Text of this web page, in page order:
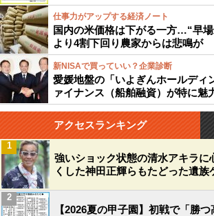
仕事力がアップする経済ノート
国内の米価格は下がる一方…“早
より4割下回り農家からは悲鳴が
新NISAで買っていい？企業診断
愛媛地盤の「いよぎんホールディ
ァイナンス（船舶融資）が特に魅
アクセスランキング
強いショック状態の清水アキラ
くした神田正輝らもたどった遺族
1
【2026夏の甲子園】初戦で「勝
2